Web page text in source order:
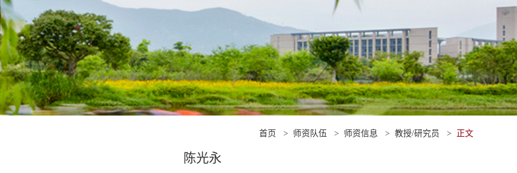
首页 > 师资队伍 > 师资信息 > 教授/研究员 > 正文
陈光永